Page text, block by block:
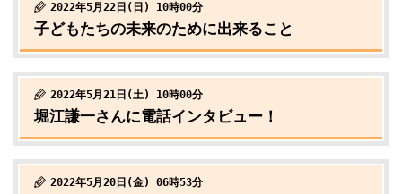
2022年5月22日(日) 10時00分
子どもたちの未来のために出来ること
2022年5月21日(土) 10時00分
堀江謙一さんに電話インタビュー！
2022年5月20日(金) 06時53分